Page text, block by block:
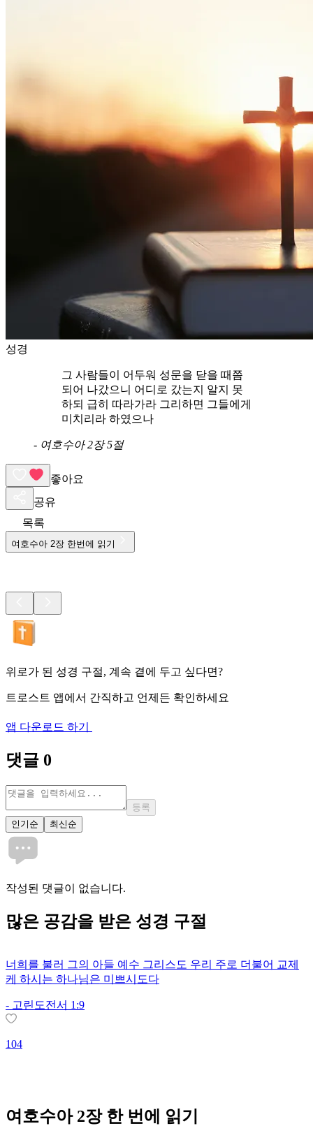
성경
그 사람들이 어두워 성문을 닫을 때쯤
되어 나갔으니 어디로 갔는지 알지 못
하되 급히 따라가라 그리하면 그들에게
미치리라 하였으나
- 여호수아 2장 5절
좋아요
공유
목록
여호수아 2장 한번에 읽기
위로가 된 성경 구절, 계속 곁에 두고 싶다면?
트로스트 앱에서 간직하고 언제든 확인하세요
앱 다운로드 하기
댓글 0
등록
인기순
최신순
작성된 댓글이 없습니다.
많은 공감을 받은 성경 구절
너희를 불러 그의 아들 예수 그리스도 우리 주로 더불어 교제
케 하시는 하나님은 미쁘시도다
- 고린도전서 1:9
104
여호수아 2장 한 번에 읽기